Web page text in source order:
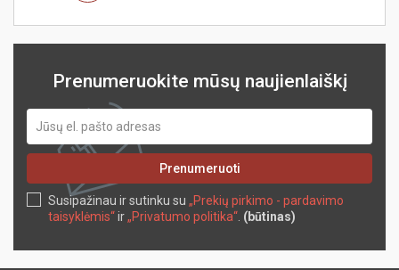
Prenumeruokite mūsų naujienlaiškį
Prenumeruoti
Susipažinau ir sutinku su „Prekių pirkimo - pardavimo
taisyklėmis“ir„Privatumo politika“. (būtinas)